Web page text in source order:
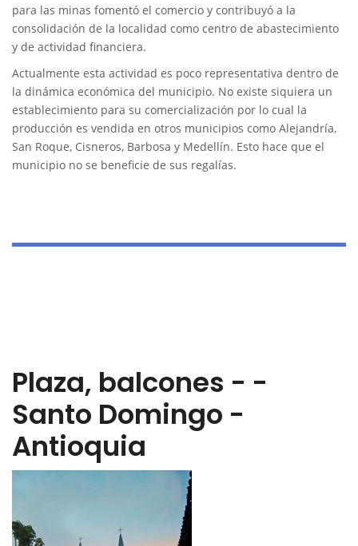
para las minas fomentó el comercio y contribuyó a la
consolidación de la localidad como centro de abastecimiento
y de actividad financiera.
Actualmente esta actividad es poco representativa dentro de
la dinámica económica del municipio. No existe siquiera un
establecimiento para su comercialización por lo cual la
producción es vendida en otros municipios como Alejandría,
San Roque, Cisneros, Barbosa y Medellín. Esto hace que el
municipio no se beneficie de sus regalías.
Plaza, balcones - -
Santo Domingo -
Antioquia